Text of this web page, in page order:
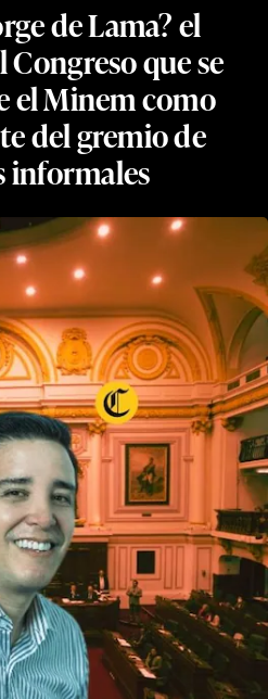
de Lama? el
que se
el Minem como
del gremio de
informales